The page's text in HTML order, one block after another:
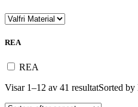
REA
REA
Visar 1–12 av 41 resultatSorted by